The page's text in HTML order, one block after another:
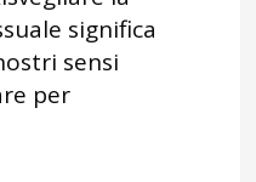
significa
sensi
per